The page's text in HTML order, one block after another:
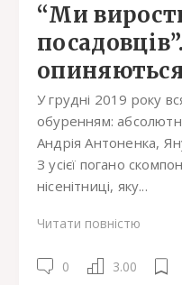
“Ми
У грудні 2019 року
обуренням:
Андрія Антоненка,
З усієї погано
нісенітниці, яку...
Читати повністю
0 3.00